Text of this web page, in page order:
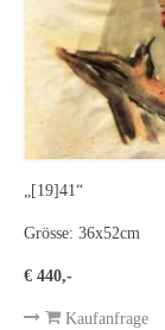
Ernst
„[19]41“
Grösse: 36x52cm
€ 440,-
Kaufanfrage